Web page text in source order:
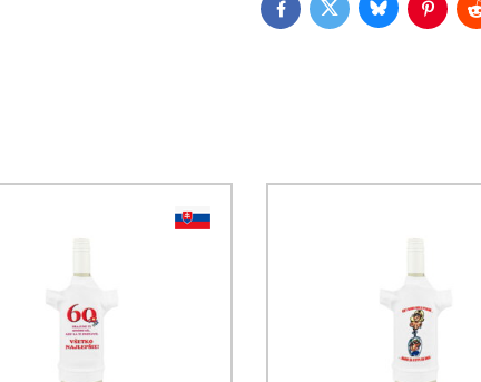
Oboznámil som sa s
FacebookTwitter Bluesky